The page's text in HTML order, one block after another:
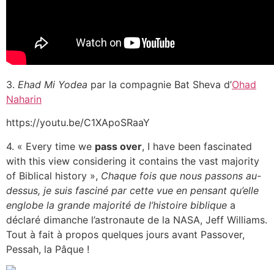
3. Ehad Mi Yodea par la compagnie Bat Sheva d’Ohad
Naharin
https://youtu.be/C1XApoSRaaY
4. « Every time we pass over, I have been fascinated
with this view considering it contains the vast majority
of Biblical history », Chaque fois que nous passons au-
dessus, je suis fasciné par cette vue en pensant qu’elle
englobe la grande majorité de l’histoire biblique a
déclaré dimanche l’astronaute de la NASA, Jeff Williams.
Tout à fait à propos quelques jours avant Passover,
Pessah, la Pâque !